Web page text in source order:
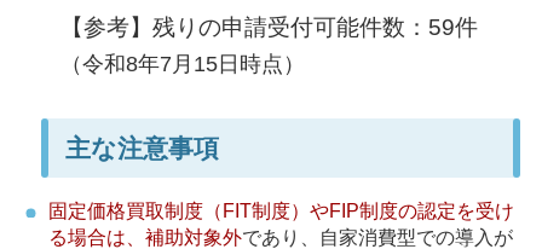
【参考】残りの申請受付可能件数：59件
（令和8年7月15日時点）
主な注意事項
固定価格買取制度（FIT制度）やFIP制度の認定を受け
る場合は、補助対象外であり、自家消費型での導入が